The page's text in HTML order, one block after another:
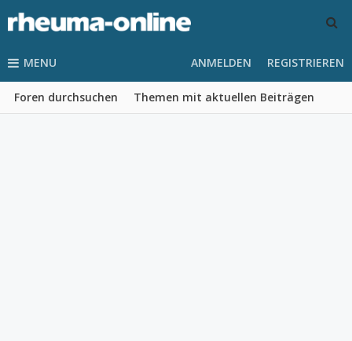
MENU
Foren durchsuchen Themen mit aktuellen Beiträgen
ANMELDEN REGISTRIEREN